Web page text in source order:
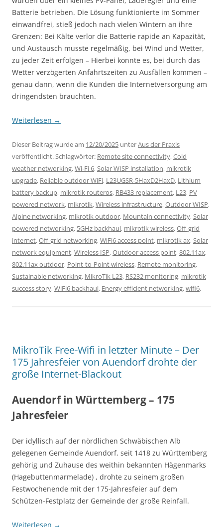
Batterie betrieben. Die Lösung funktionierte im Sommer
einwandfrei, stieß jedoch nach vielen Wintern an ihre
Grenzen: Bei Kälte verlor die Batterie rapide an Kapazität,
und Austausch musste regelmäßig, bei Wind und Wetter,
zu jeder Zeit erfolgen – Hierbei konnte es, bei durch das
Wetter verzögerten Anfahrtszeiten zu Ausfällen kommen –
genau dann, wenn die Kunden die Internetversorgung am
dringendsten brauchten.
Weiterlesen →
Dieser Beitrag wurde am 12/20/2025 unterAus der Praxis
veröffentlicht. Schlagwörter: Remote site connectivity,Cold
weather networking,Wi-Fi 6,Solar WISP installation, mikrotik
upgrade, Reliable outdoor WiFi, L23UGSR-5HaxD2HaxD, Lithium
battery backup, mikrotik routeros, RB433 replacement, L23, PV
powered network, mikrotik,Wireless infrastructure,Outdoor WISP,
Alpine networking, mikrotik outdoor, Mountain connectivity,Solar
powered networking, 5GHz backhaul, mikrotik wireless,Off-grid
internet,Off-grid networking,WiFi6 access point, mikrotik ax,Solar
network equipment,Wireless ISP,Outdoor access point,802.11ax,
802.11ax outdoor, Point-to-Point wireless, Remote monitoring,
Sustainable networking, MikroTik L23, RS232 monitoring, mikrotik
success story,WiFi6 backhaul, Energy efficient networking,wifi6.
MikroTik Free-Wifi in letzter Minute – Der
175 Jahresfeier von Auendorf drohte der
große Internet-Blackout
Auendorf in Württemberg – 175
Jahresfeier
Der idyllisch auf der nördlichen Schwäbischen Alb
gelegenen Gemeinde Auendorf, seit 1418 zu Württemberg
gehörig und Zuhause des weithin bekannten Hägenmarks
(Hagebuttenmarmelade) , drohte zu seinem großen
Festwochenende mit der 175-Jahresfeier auf dem
Schützen-Festplatz der Gemeinde der große Reinfall.
Weiterlesen →